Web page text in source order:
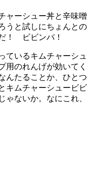
ャーシュー丼と辛味噌
うと試しにちょんとの
！ ビビンバ！
ているキムチャーシュ
用のれんげが効いてく
んたることか、ひとつ
キムチャーシュービビ
ゃないか。なにこれ、